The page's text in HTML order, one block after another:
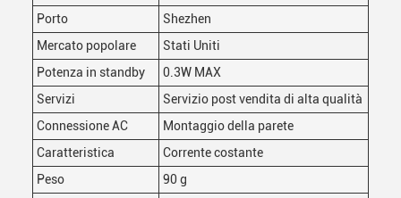
Porto
Shezhen
Mercato popolare
Stati Uniti
Potenza in standby
0.3W MAX
Servizi
Servizio post vendita di alta qualità
Connessione AC
Montaggio della parete
Caratteristica
Corrente costante
Peso
90 g